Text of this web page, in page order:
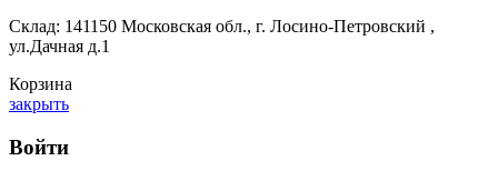
Склад: 141150 Московская обл., г. Лосино-Петровский ,
ул.Дачная д.1
Корзина
закрыть
Войти